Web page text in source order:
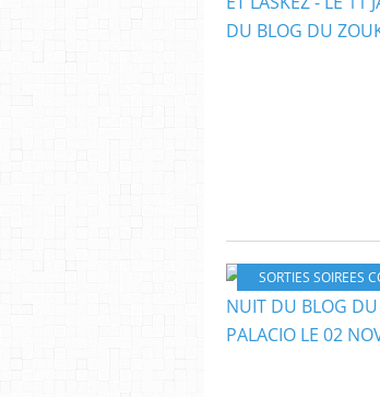
SORTIES SOIREES